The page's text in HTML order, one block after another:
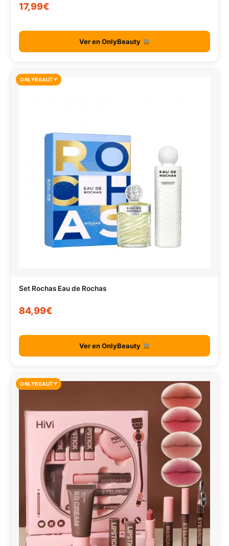
17,99€
Ver en OnlyBeauty
ONLYBEAUTY
Set Rochas Eau de Rochas
84,99€
Ver en OnlyBeauty
ONLYBEAUTY